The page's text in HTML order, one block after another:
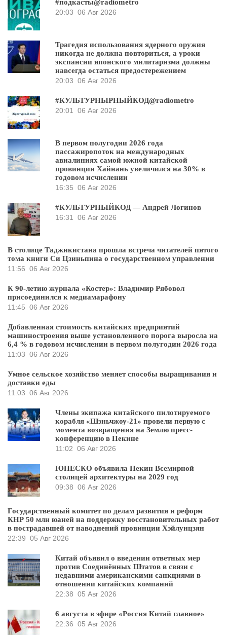
#подкасты@radiometro
20:03 06 Авг 2026
Трагедия использования ядерного оружия
никогда не должна повториться, а уроки
экспансии японского милитаризма должны
навсегда остаться предостережением
20:03 06 Авг 2026
#КУЛЬТУРНЫРНЫЙКОД@radiometro
20:01
06 Авг 2026
В первом полугодии 2026 года
пассажиропоток на международных
авиалиниях самой южной китайской
провинции Хайнань увеличился на 30% в
годовом исчислении
16:35 06 Авг 2026
#КУЛЬТУРНЫЙКОД — Андрей Логинов
16:31
06 Авг 2026
В столице Таджикистана прошла встреча читателей пятого
тома книги Си Цзиньпина о государственном управлении
11:56 06 Авг 2026
К 90-летию журнала «Костер»: Владимир Рябовол
присоединился к медиамарафону
11:45 06 Авг 2026
Добавленная стоимость китайских предприятий
машиностроения выше установленного порога выросла на
6,4 % в годовом исчислении в первом полугодии 2026 года
11:03 06 Авг 2026
Умное сельское хозяйство меняет способы выращивания и
доставки еды
11:03 06 Авг 2026
Члены экипажа китайского пилотируемого
корабля «Шэньчжоу-21» провели первую с
момента возвращения на Землю пресс-
конференцию в Пекине
11:02 06 Авг 2026
ЮНЕСКО объявила Пекин Всемирной
столицей архитектуры на 2029 год
09:38 06 Авг 2026
Государственный комитет по делам развития и реформ
КНР 50 млн юаней на поддержку восстановительных работ
в пострадавшей от наводнений провинции Хэйлунцзян
22:39 05 Авг 2026
Китай объявил о введении ответных мер
против Соединённых Штатов в связи с
недавними американскими санкциями в
отношении китайских компаний
22:38 05 Авг 2026
6 августа в эфире «Россия Китай главное»
22:36 05 Авг 2026